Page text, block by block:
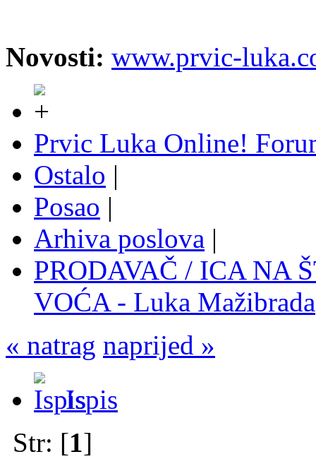
Novosti: www.prvic-
Prvic Luka Online!
Ostalo |
Posao |
Arhiva poslova |
PRODAVAČ / ICA NA
VOĆA - Luka Mažibrada
« natrag naprijed »
Ispis
Str: [1]